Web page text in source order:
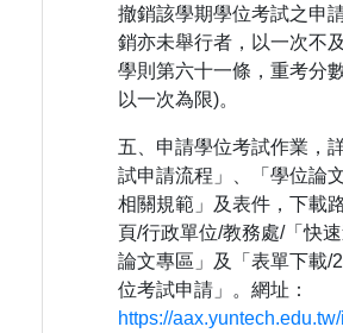
撤銷該學期學位考試之申
銷亦未舉行者，以一次不
學則第六十一條，重考分
以一次為限)。
五、申請學位考試作業，
試申請流程」、「學位論
相關規範」及表件，下載
頁/行政單位/教務處/「快
論文專區」及「表單下載/
位考試申請」。網址：
https://